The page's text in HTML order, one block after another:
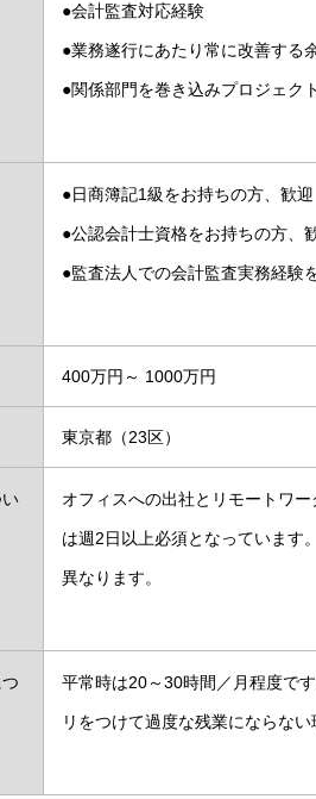
●会計監査対応経験
●業務遂行にあたり常に改善する
●関係部門を巻き込みプロジェク
●日商簿記1級をお持ちの方、歓迎
●公認会計士資格をお持ちの方、
●監査法人での会計監査実務経験
400万円～ 1000万円
東京都（23区）
オフィスへの出社とリモートワ
は週2日以上必須となっています
異なります。
平常時は20～30時間／月程度で
リをつけて過度な残業にならない